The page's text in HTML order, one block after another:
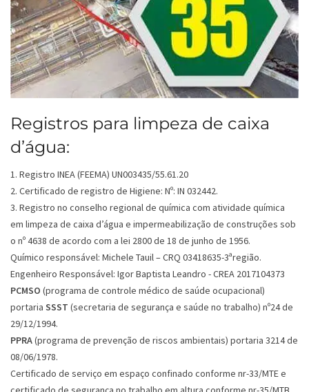
Registros para limpeza de caixa
d’água:
1. Registro INEA (FEEMA) UN003435/55.61.20
2. Certificado de registro de Higiene: Nº: IN 032442.
3. Registro no conselho regional de química com atividade química
em limpeza de caixa d’água e impermeabilização de construções sob
o nº 4638 de acordo com a lei 2800 de 18 de junho de 1956.
Químico responsável: Michele Tauil – CRQ 03418635-3ªregião.
Engenheiro Responsável: Igor Baptista Leandro - CREA 2017104373
PCMSO (programa de controle médico de saúde ocupacional)
portaria SSST (secretaria de segurança e saúde no trabalho) nº24 de
29/12/1994.
PPRA(programa de prevenção de riscos ambientais) portaria 3214 de
08/06/1978.
Certificado de serviço em espaço confinado conforme nr-33/MTE e